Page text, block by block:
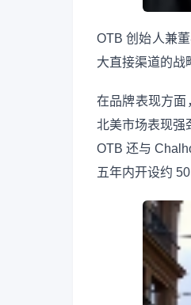
OTB 创始人兼
大直接渠道的战
在品牌表现方面
北美市场表现强
OTB 还与
五年内开设约